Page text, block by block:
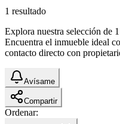
1 resultado
Explora nuestra selección de
Encuentra el inmueble ideal
contacto directo con
Avísame
Compartir
Ordenar: